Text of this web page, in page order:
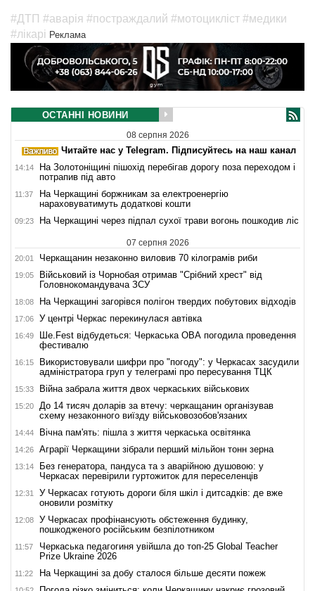
#ДТП #аварія #постраждалий #мотоцикліст #медики
#лікарі Реклама
ОСТАННІ НОВИНИ
08 серпня 2026
Читайте нас у Telegram. Підписуйтесь на наш канал
14:14
На Золотоніщині пішохід перебігав дорогу поза переходом і
потрапив під авто
11:37
На Черкащині боржникам за електроенергію
нараховуватимуть додаткові кошти
09:23 На Черкащині через підпал сухої трави вогонь пошкодив ліс
07 серпня 2026
20:01 Черкащанин незаконно виловив 70 кілограмів риби
19:05
Військовий із Чорнобая отримав "Срібний хрест" від
Головнокомандувача ЗСУ
18:08 На Черкащині загорівся полігон твердих побутових відходів
17:06 У центрі Черкас перекинулася автівка
16:49
Ше.Fest відбудеться: Черкаська ОВА погодила проведення
фестивалю
16:15
Використовували шифри про "погоду": у Черкасах засудили
адміністратора груп у телеграмі про пересування ТЦК
15:33 Війна забрала життя двох черкаських військових
15:20
До 14 тисяч доларів за втечу: черкащанин організував
схему незаконного виїзду військовозобов'язаних
14:44 Вічна пам'ять: пішла з життя черкаська освітянка
14:26 Аграрії Черкащини зібрали перший мільйон тонн зерна
13:14
Без генератора, пандуса та з аварійною душовою: у
Черкасах перевірили гуртожиток для переселенців
12:31
У Черкасах готують дороги біля шкіл і дитсадків: де вже
оновили розмітку
12:08
У Черкасах профінансують обстеження будинку,
пошкодженого російським безпілотником
11:57
Черкаська педагогиня увійшла до топ-25 Global Teacher
Prize Ukraine 2026
11:22 На Черкащині за добу сталося більше десяти пожеж